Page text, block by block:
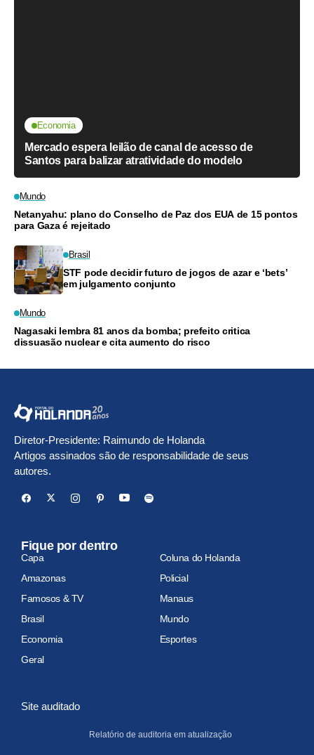
Economia
Mercado espera leilão de canal de acesso de
Santos para balizar atratividade do modelo
Mundo
Netanyahu: plano do Conselho de Paz dos EUA de 15 pontos
para Gaza é rejeitado
Brasil
STF pode decidir futuro de jogos de azar e ‘bets’
em julgamento conjunto
Mundo
Nagasaki lembra 81 anos da bomba; prefeito critica
dissuasão nuclear e cita aumento do risco
Diretor-Presidente: Raimundo de Holanda
Artigos assinados são de responsabilidade de seus
autores.
Fique por dentro
Capa
Coluna do Holanda
Amazonas
Policial
Famosos & TV
Manaus
Brasil
Mundo
Economia
Esportes
Geral
Site auditado
Relatório de auditoria em atualização